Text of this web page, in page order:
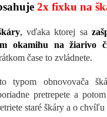
2x fixku na
, vďaka ktorej sa
okamihu na žiarivo
čase to zvládnete.
typom obnovovača
pretrepete a
staré škáry a o chvíľu